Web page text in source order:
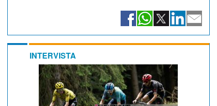
INTERVISTA